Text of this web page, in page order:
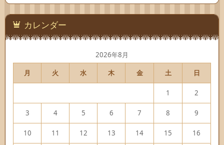
カレンダー
2026年8月
月
火 水 木 金 土 日
1 2
3 4 5 6 7 8 9
10 11 12 13 14 15 16